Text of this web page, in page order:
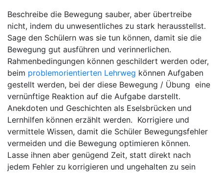
Beschreibe die Bewegung sauber, aber übertreibe
nicht, indem du unwesentliches zu stark herausstellst.
Sage den Schülern was sie tun können, damit sie die
Bewegung gut ausführen und verinnerlichen.
Rahmenbedingungen können geschildert werden oder,
beim problemorientierten Lehrweg können Aufgaben
gestellt werden, bei der diese Bewegung / Übung eine
vernünftige Reaktion auf die Aufgabe darstellt.
Anekdoten und Geschichten als Eselsbrücken und
Lernhilfen können erzählt werden. Korrigiere und
vermittele Wissen, damit die Schüler Bewegungsfehler
vermeiden und die Bewegung optimieren können.
Lasse ihnen aber genügend Zeit, statt direkt nach
jedem Fehler zu korrigieren und ungehalten zu sein